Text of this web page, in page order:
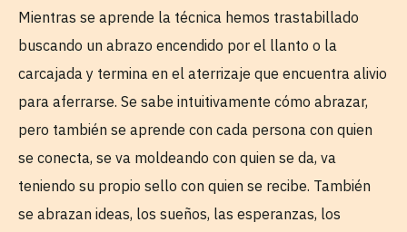
Mientras se aprende la técnica hemos trastabillado
buscando un abrazo encendido por el llanto o la
carcajada y termina en el aterrizaje que encuentra alivio
para aferrarse. Se sabe intuitivamente cómo abrazar,
pero también se aprende con cada persona con quien
se conecta, se va moldeando con quien se da, va
teniendo su propio sello con quien se recibe. También
se abrazan ideas, los sueños, las esperanzas, los